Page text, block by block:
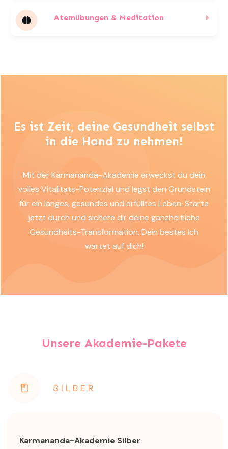
Atemübungen & Meditation
Es ist Zeit, deine Gesundheit selbst
in die Hand zu nehmen!
Mit der Karmananda-Akademie erweckst du dein
volles Vitalitäts-Potenzial und legst den Grundstein
für ein langes, gesundes und erfülltes Leben. Starte
jetzt durch und sichere dir deine ganzheitliche
Gesundheits-Transformation. Dein bestes Ich
wartet auf dich!
Unsere Akademie-Pakete
SILBER
Karmananda-Akademie Silber